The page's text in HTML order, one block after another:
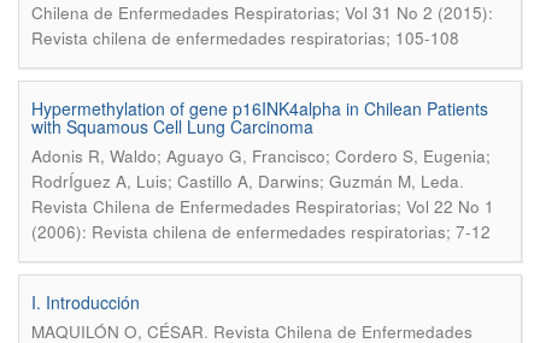
Chilena de Enfermedades Respiratorias; Vol 31 No 2 (2015):
Revista chilena de enfermedades respiratorias; 105-108
Hypermethylation of gene p16INK4alpha in Chilean Patients
with Squamous Cell Lung Carcinoma
Adonis R, Waldo; Aguayo G, Francisco; Cordero S, Eugenia;
RodrÍguez A, Luis; Castillo A, Darwins; Guzmán M, Leda.
Revista Chilena de Enfermedades Respiratorias; Vol 22 No 1
(2006): Revista chilena de enfermedades respiratorias; 7-12
I. Introducción
MAQUILÓN O, CÉSAR. Revista Chilena de Enfermedades